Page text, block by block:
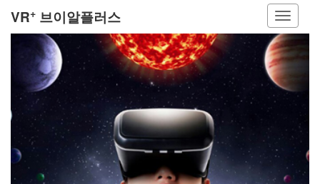
VR+ 브이알플러스